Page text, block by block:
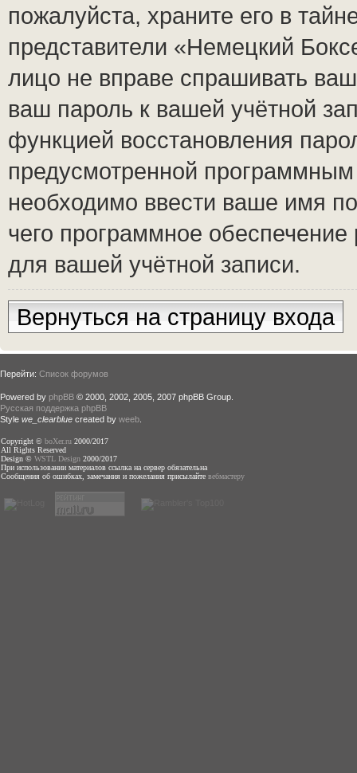
пожалуйста, храните его в
представители «Немецкий
лицо не вправе спрашивать
ваш пароль к вашей учётной
функцией восстановления
предусмотренной
необходимо ввести ваше имя
чего программное
для вашей учётной записи.
Вернуться на страницу входа
Перейти: Список форумов
Powered by phpBB © 2000, 2002, 2005, 2007 phpBB Group.
Русская поддержка phpBB
Style we_clearblue created by weeb
Copyright © boXer.ru 2000/2017
All Rights Reserved
Design © WSTL Design 2000/2017
При использовании материалов ссылка на сервер обязательна
Сообщения об ошибках, замечания и пожелания присылайте вебмастеру